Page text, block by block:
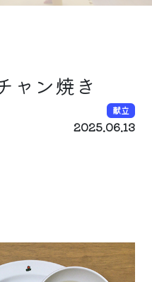
ャン焼き
献立
2025.06.13